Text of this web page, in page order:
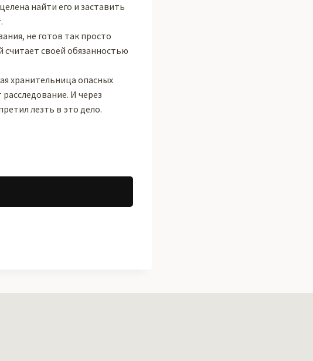
найти его и заставить
не готов так просто
своей обязанностью
хранительница опасных
И через
лезть в это дело.